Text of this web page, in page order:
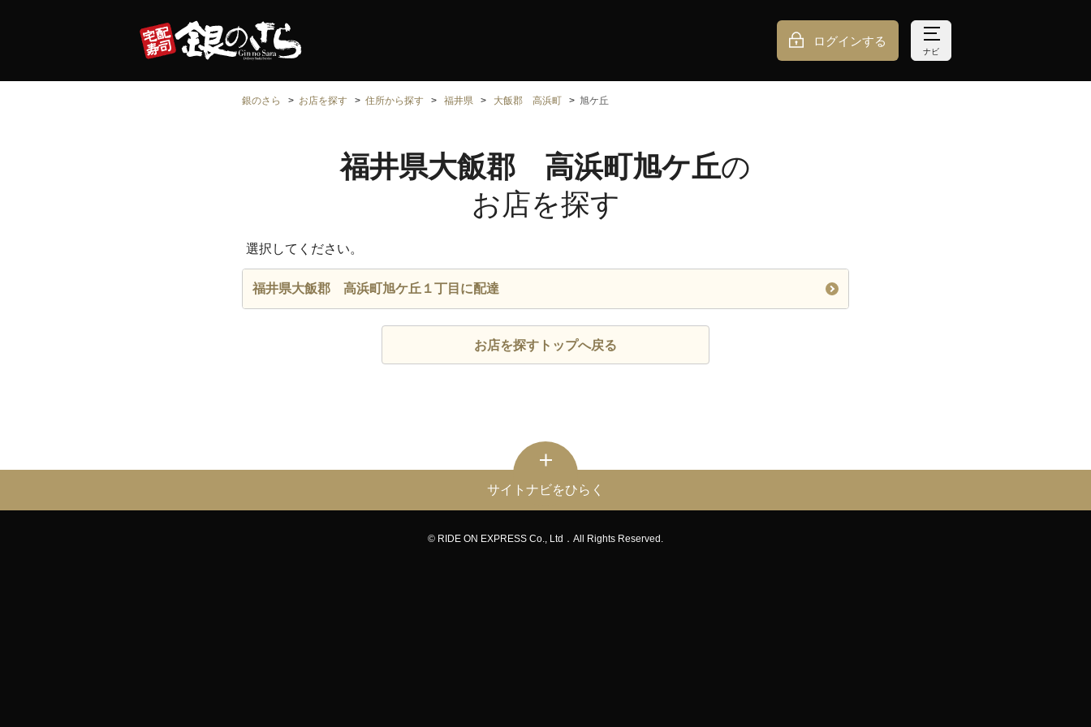
ログインする
ナビ
銀のさら お店を探す 住所から探す 福井県 大飯郡 高浜町 旭ケ丘
福井県大飯郡 高浜町旭ケ丘の
お店を探す
選択してください。
福井県大飯郡 高浜町旭ケ丘１丁目に配達
お店を探すトップへ戻る
サイトナビをひらく
© RIDE ON EXPRESS Co., Ltd．All Rights Reserved.